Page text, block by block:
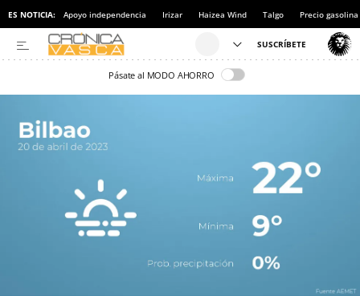
ES NOTICIA: Apoyo independencia Irizar Haizea Wind Talgo Precio gasolina
Pásate al MODO AHORRO